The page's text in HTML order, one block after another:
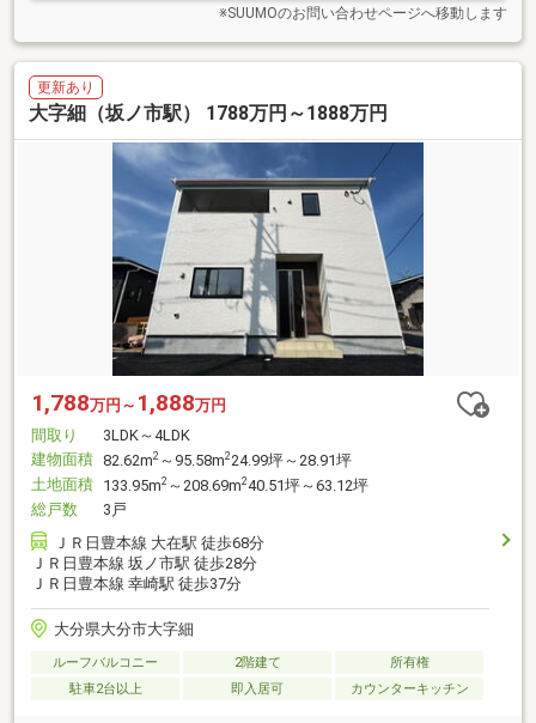
※SUUMOのお問い合わせページへ移動します
更新あり
大字細（坂ノ市駅） 1788万円～1888万円
1,788万円～ 1,888万円
間取り
3LDK～4LDK
建物面積 82.62m2 ～95.58m224.99坪～28.91坪
土地面積 133.95m2 ～208.69m240.51坪～63.12坪
総戸数
3戸
ＪＲ日豊本線 大在駅 徒歩68分
ＪＲ日豊本線 坂ノ市駅 徒歩28分
ＪＲ日豊本線 幸崎駅 徒歩37分
大分県大分市大字細
ルーフバルコニー 2階建て
所有権
駐車2台以上
即入居可 カウンターキッチン